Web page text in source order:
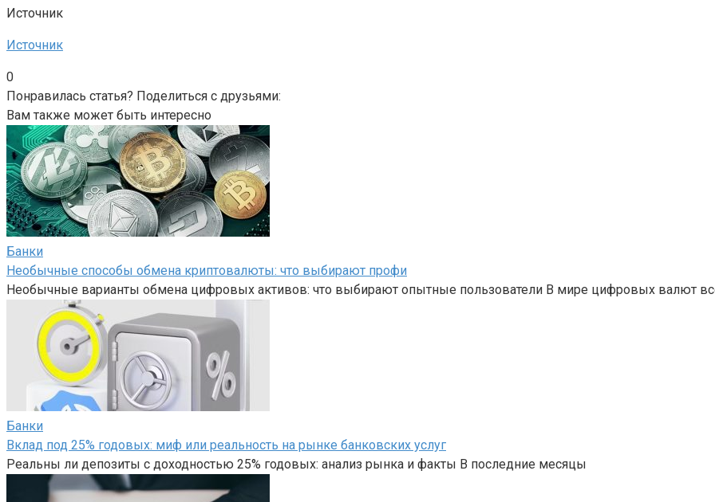
Источник
Источник
0
Понравилась статья? Поделиться с друзьями:
Вам также может быть интересно
Банки
Необычные способы обмена криптовалюты: что выбирают профи
Необычные варианты обмена цифровых активов: что выбирают опытные пользователи В мире цифровых валют
Банки
Вклад под 25% годовых: миф или реальность на рынке банковских услуг
Реальны ли депозиты с доходностью 25% годовых: анализ рынка и факты В последние месяцы